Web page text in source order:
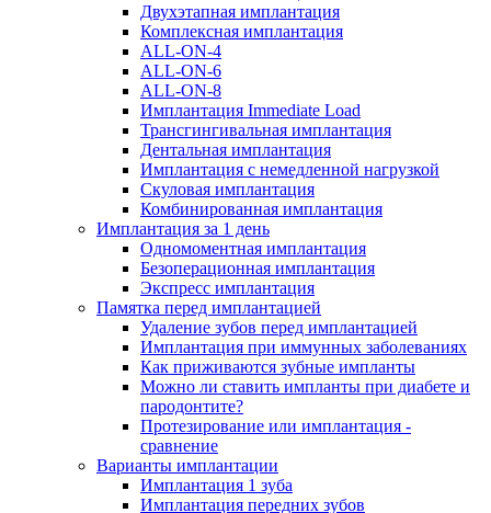
Двухэтапная имплантация
Комплексная имплантация
ALL-ON-4
ALL-ON-6
ALL-ON-8
Имплантация Immediate Load
Трансгингивальная имплантация
Дентальная имплантация
Имплантация с немедленной нагрузкой
Скуловая имплантация
Комбинированная имплантация
Имплантация за 1 день
Одномоментная имплантация
Безоперационная имплантация
Экспресс имплантация
Памятка перед имплантацией
Удаление зубов перед имплантацией
Имплантация при иммунных заболеваниях
Как приживаются зубные импланты
Можно ли ставить импланты при диабете и
пародонтите?
Протезирование или имплантация -
сравнение
Варианты имплантации
Имплантация 1 зуба
Имплантация передних зубов